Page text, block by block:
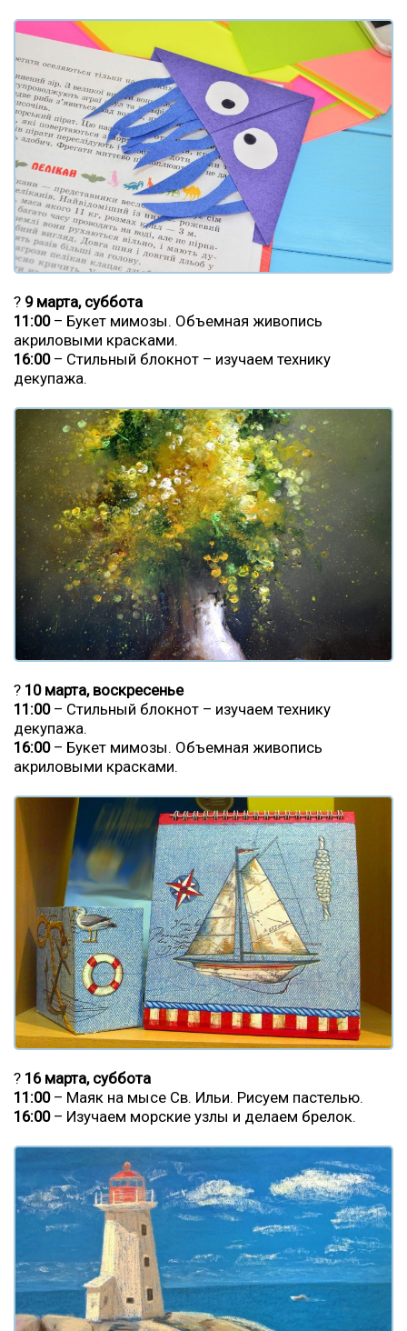
? 9 марта, суббота
11:00– Букет мимозы. Объемная живопись
акриловыми красками.
16:00– Стильный блокнот – изучаем технику
декупажа.
? 10 марта, воскресенье
11:00– Стильный блокнот – изучаем технику
декупажа.
16:00– Букет мимозы. Объемная живопись
акриловыми красками.
? 16 марта, суббота
11:00– Маяк на мысе Св. Ильи. Рисуем пастелью.
16:00– Изучаем морские узлы и делаем брелок.